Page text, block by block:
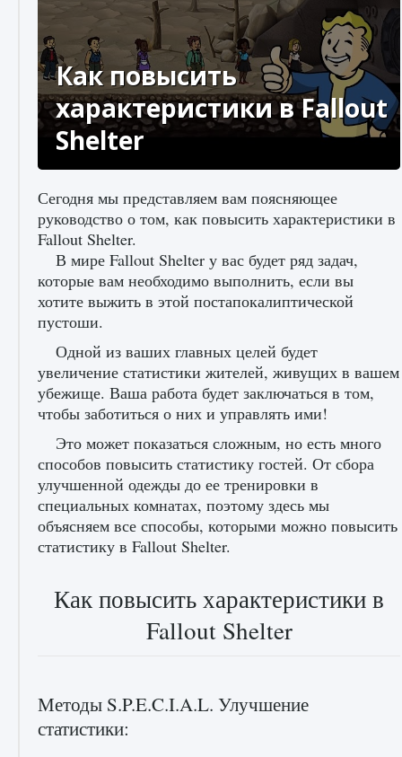
Как создавать предметы в Creatures of Ava
9 августа 2024 1 266 0 0
Как найти Гробницу Изгоев в Diablo 4
9 августа 2024 0
Как получить Thunder Egg в Stardew Valley
9 августа 2024 1 244 0 0
Honor
9 августа 2024
Как повысить
характеристики в Fallout
Shelter
Сегодня мы представляем вам поясняющее
руководство о том, как повысить характеристики в
Fallout Shelter.
В мире Fallout Shelter у вас будет ряд задач,
которые вам необходимо выполнить, если вы
хотите выжить в этой постапокалиптической
пустоши.
Одной из ваших главных целей будет
увеличение статистики жителей, живущих в вашем
убежище. Ваша работа будет заключаться в том,
чтобы заботиться о них и управлять ими!
Это может показаться сложным, но есть много
способов повысить статистику гостей. От сбора
улучшенной одежды до ее тренировки в
специальных комнатах, поэтому здесь мы
объясняем все способы, которыми можно повысить
статистику в Fallout Shelter.
Как повысить характеристики в
Fallout Shelter
Методы S.P.E.C.I.A.L. Улучшение
статистики: